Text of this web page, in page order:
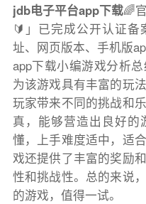
jdb电子平台app下载🌈
🔰」已完成公开认证
址、网页版本、手机版
app下载小编游戏分析
为该游戏具有丰富的玩
玩家带来不同的挑战和
真，能够营造出良好的
懂，上手难度适中，适
戏还提供了丰富的奖励
性和挑战性。总的来说
的游戏，值得一试。